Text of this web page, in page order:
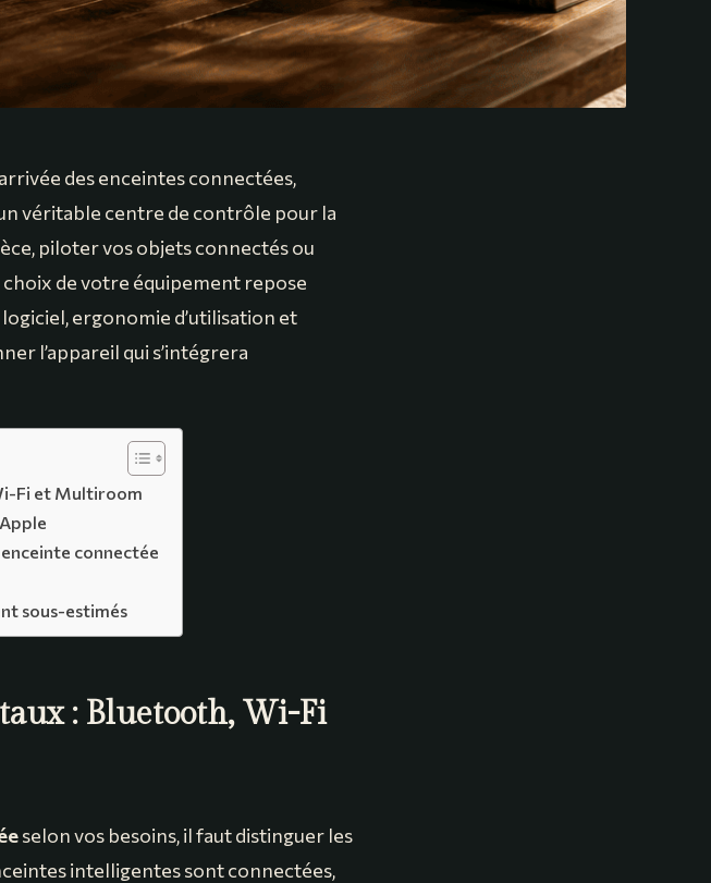
des enceintes connectées,
véritable centre de contrôle pour la
piloter vos objets connectés ou
de votre équipement repose
ergonomie d’utilisation et
l’appareil qui s’intégrera
Fi et Multiroom
connectée
sous-estimés
: Bluetooth, Wi-Fi
selon vos besoins, il faut distinguer les
intelligentes sont connectées,